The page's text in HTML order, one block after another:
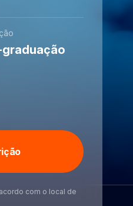
com o local de